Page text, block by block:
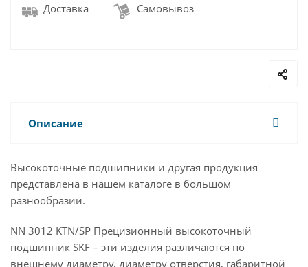
Доставка Самовывоз
Описание
Высокоточные подшипники и другая продукция
представлена в нашем каталоге в большом
разнообразии.
NN 3012 KTN/SP Прецизионный высокоточный
подшипник SKF – эти изделия различаются по
внешнему диаметру, диаметру отверстия, габаритной